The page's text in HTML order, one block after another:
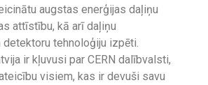
augstas enerģijas daļiņu
attīstību, kā arī daļiņu
detektoru tehnoloģiju izpēti.
ir kļuvusi par CERN dalībvalsti,
visiem, kas ir devuši savu